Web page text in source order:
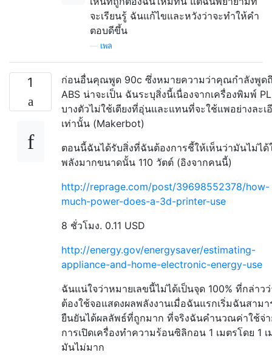
จะเรียนรู้ ฉันแก้ไขและหวังว่าจะทำให้คำ
ตอบดีขึ้น
เพล
1
ก่อนอื่นคุณพูด 90c ซึ่งหมายความว่าคุณกำลังพูด
ABS น่าจะเป็น ฉันระบุสิ่งนี้เนื่องจากเครื่องพิมพ์
บางตัวไม่ใช้เตียงที่อุ่นและแทนที่จะใช้แพอย่างละเ
เท่านั้น (Makerbot)
ตอนนี้ฉันได้รับสิ่งที่ฉันต้องการชี้ให้เห็นว่ามันไม่ได้
พลังมากขนาดนั้น 110 วัตต์ (อิงจากคนนี้)
http://reprage.com/post/39698552378/how-
much-power-does-a-3d-printer-use
8 ชั่วโมง. 0.11 USD
http://energy.gov/energysaver/estimating-
appliance-and-home-electronic-energy-use
ฉันแน่ใจว่าหมายเลขนี้ไม่ได้เป็นจุด 100% ที่กล่าว
ต้องใช้จอแสดงผลพลังงานเมื่อฉันแรกเริ่มฉันสามา
ยืนยันได้ผลลัพธ์ที่ถูกมาก ที่จริงฉันคำนวณค่าใช้จ่า
การเปิดเครื่องทำความร้อนซิลิกอน 1 เมตรโดย 1 เ
มันไม่มาก